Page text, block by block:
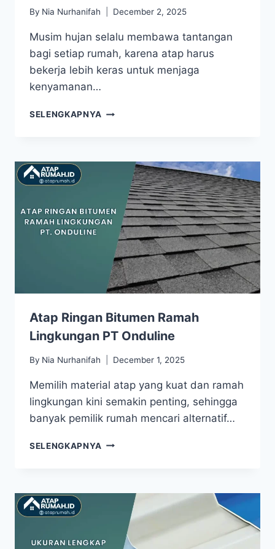
By Nia Nurhanifah December 2, 2025
Musim hujan selalu membawa tantangan
bagi setiap rumah, karena atap harus
bekerja lebih keras untuk menjaga
kenyamanan…
SELENGKAPNYA
Atap Ringan Bitumen Ramah
Lingkungan PT Onduline
By Nia Nurhanifah December 1, 2025
Memilih material atap yang kuat dan ramah
lingkungan kini semakin penting, sehingga
banyak pemilik rumah mencari alternatif…
SELENGKAPNYA